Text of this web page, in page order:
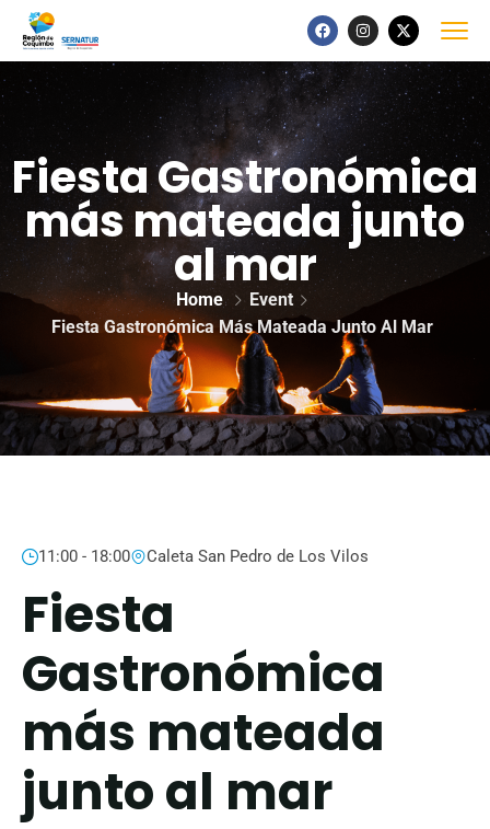
Fiesta Gastronómica
más mateada junto
al mar
Home
Event
Fiesta Gastronómica Más Mateada Junto Al Mar
11:00 - 18:00 Caleta San Pedro de Los Vilos
Fiesta
Gastronómica
más mateada
junto al mar